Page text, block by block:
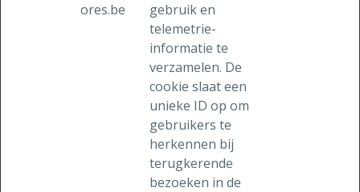
ores.be
gebruik en
telemetrie-
informatie te
verzamelen. De
cookie slaat een
unieke ID op om
gebruikers te
herkennen bij
terugkerende
bezoeken in de